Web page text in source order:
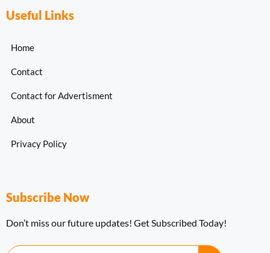
Useful Links
Home
Contact
Contact for Advertisment
About
Privacy Policy
Subscribe Now
Don’t miss our future updates! Get Subscribed Today!